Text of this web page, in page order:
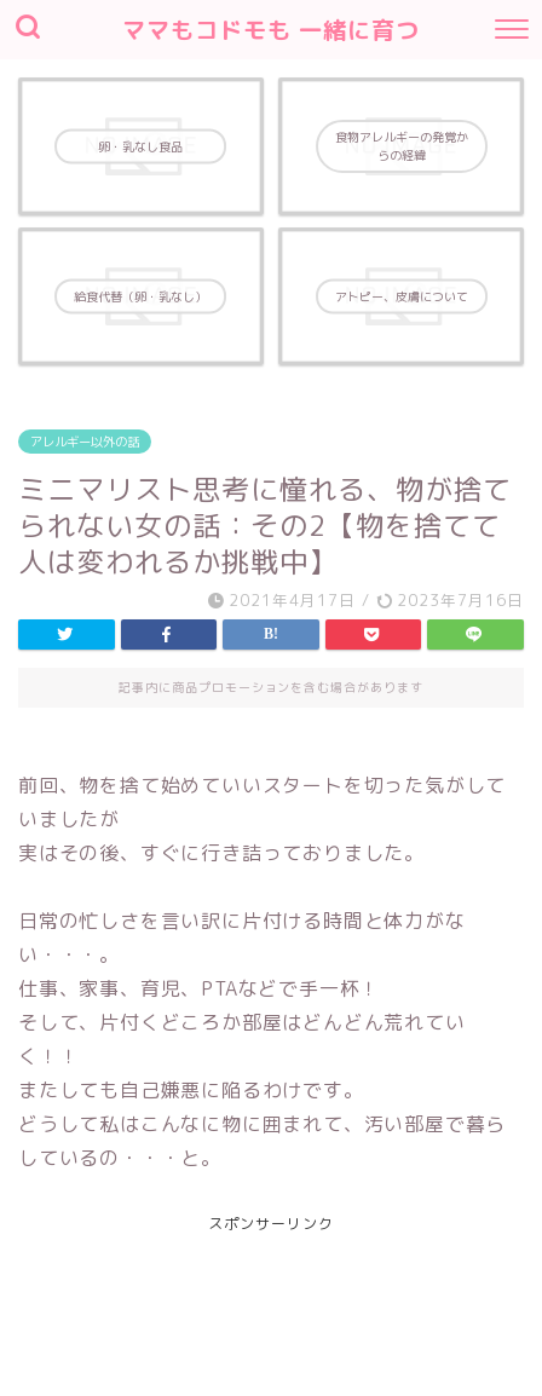
ママもコドモも 一緒に育つ
卵・乳なし食品
食物アレルギーの発覚か
らの経緯
給食代替（卵・乳なし） アトピー、皮膚について
アレルギー以外の話
ミニマリスト思考に憧れる、物が捨て
られない女の話：その2【物を捨てて
人は変われるか挑戦中】
2021年4月17日 / 2023年7月16日
記事内に商品プロモーションを含む場合があります
前回、物を捨て始めていいスタートを切った気がして
いましたが
実はその後、すぐに行き詰っておりました。
日常の忙しさを言い訳に片付ける時間と体力がな
い・・・。
仕事、家事、育児、PTAなどで手一杯！
そして、片付くどころか部屋はどんどん荒れてい
く！！
またしても自己嫌悪に陥るわけです。
どうして私はこんなに物に囲まれて、汚い部屋で暮ら
しているの・・・と。
スポンサーリンク